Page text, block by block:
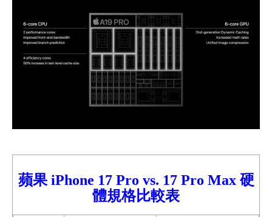
蘋果 iPhone 17 Pro vs. 17 Pro Max 硬
體規格比較表